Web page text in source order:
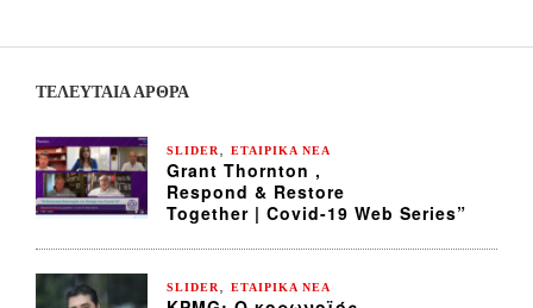
ΤΕΛΕΥΤΑΙΑ ΆΡΘΡΑ
SLIDER ΕΤΑΙΡΙΚΑ ΝΕΑ
Grant Thornton ,
Respond & Restore
Together | Covid-19 Web Series”
SLIDER ΕΤΑΙΡΙΚΑ ΝΕΑ